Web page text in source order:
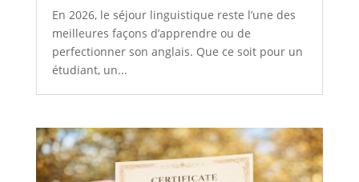
En 2026, le séjour linguistique reste l’une des
meilleures façons d’apprendre ou de
perfectionner son anglais. Que ce soit pour un
étudiant, un...